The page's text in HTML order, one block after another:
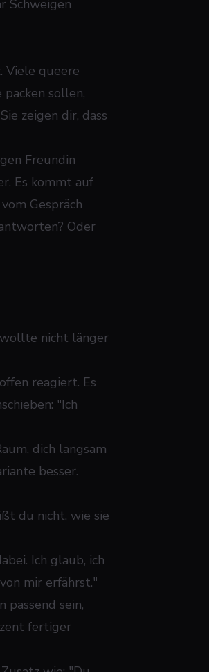
Schweigen
Viele queere
sollen,
zeigen dir, dass
Freundin
Es kommt auf
Gespräch
Oder
nicht länger
reagiert. Es
"Ich
dich langsam
besser.
du nicht, wie sie
Ich glaub, ich
mir erfährst."
passend sein,
fertiger